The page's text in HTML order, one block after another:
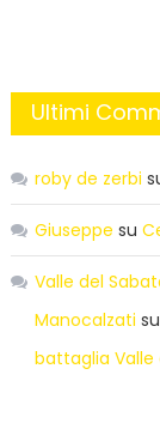
Ultimi
roby de zerbi
Giuseppe su
Valle del
Manocalzati su
battaglia Valle